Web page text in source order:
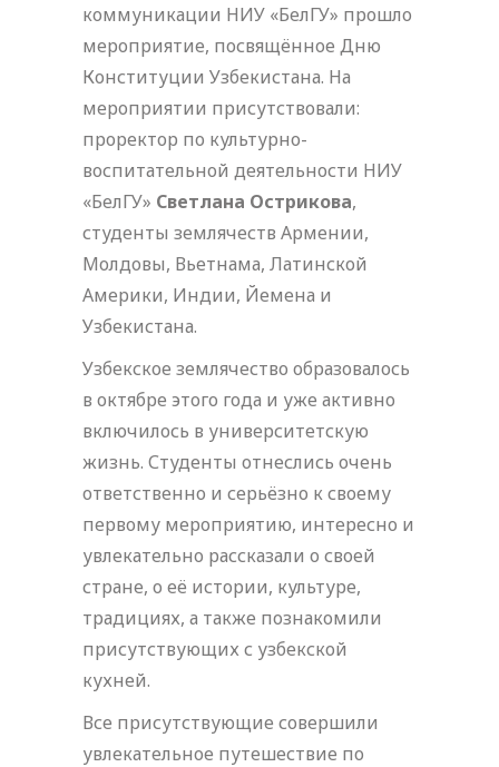
коммуникации НИУ «БелГУ» прошло
мероприятие, посвящённое Дню
Конституции Узбекистана. На
мероприятии присутствовали:
проректор по культурно-
воспитательной деятельности НИУ
«БелГУ» Светлана Острикова,
студенты землячеств Армении,
Молдовы, Вьетнама, Латинской
Америки, Индии, Йемена и
Узбекистана.
Узбекское землячество образовалось
в октябре этого года и уже активно
включилось в университетскую
жизнь. Студенты отнеслись очень
ответственно и серьёзно к своему
первому мероприятию, интересно и
увлекательно рассказали о своей
стране, о её истории, культуре,
традициях, а также познакомили
присутствующих с узбекской
кухней.
Все присутствующие совершили
увлекательное путешествие по